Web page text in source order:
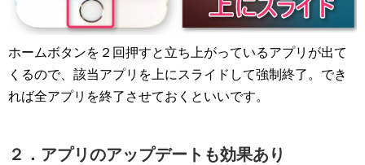
ホームボタンを２回押すと立ち上がっているアプリが出て
くるので、該当アプリを上にスライドして強制終了。でき
れば全アプリを終了させておくといいです。
２．アプリのアップデートも効果あり